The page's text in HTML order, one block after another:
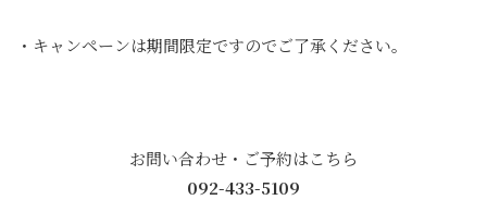
・キャンペーンは期間限定ですのでご了承ください。
お問い合わせ・ご予約はこちら
092-433-5109